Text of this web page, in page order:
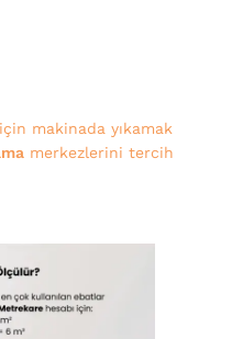
makinada yıkamak
merkezlerini tercih